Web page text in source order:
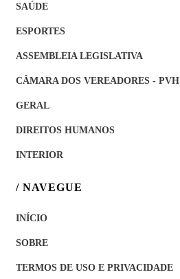
SAÚDE
ESPORTES
ASSEMBLEIA LEGISLATIVA
CÂMARA DOS VEREADORES - PVH
GERAL
DIREITOS HUMANOS
INTERIOR
/ NAVEGUE
INÍCIO
SOBRE
TERMOS DE USO E PRIVACIDADE